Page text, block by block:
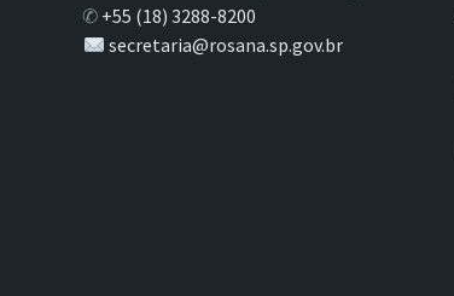
✆ +55 (18) 3288-8200
secretaria@rosana.sp.gov.br